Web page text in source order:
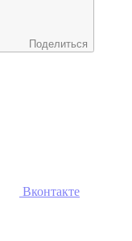
Поделиться
Вконтакте